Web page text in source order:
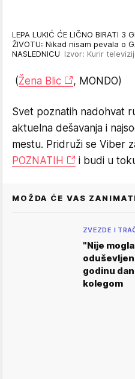
LEPA LUKIĆ ĆE LIČNO BIRATI 3
ŽIVOTU: Nikad nisam pevala o
NASLEDNICU Izvor: Kurir
(Žena Blic , MONDO)
Svet poznatih nadohvat
aktuelna dešavanja i
mestu. Pridruži se Viber
POZNATIH
i budi u
MOŽDA ĆE VAS
ZVEZDE I
"Nije
godinu
kolegom